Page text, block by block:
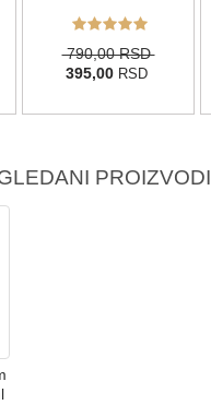
790,00 RSD
395,00 RSD
PROIZVODI